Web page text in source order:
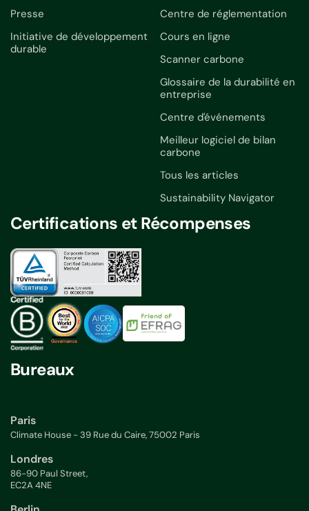
Presse
Initiative de développement
durable
Centre de réglementation
Cours en ligne
Scanner carbone
Glossaire de la durabilité en
entreprise
Centre d'événements
Meilleur logiciel de bilan
carbone
Tous les articles
Sustainability Navigator
Certifications et Récompenses
Bureaux
Paris
Climate House - 39 Rue du Caire, 75002 Paris
Londres
86-90 Paul Street,
EC2A 4NE